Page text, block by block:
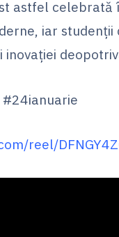
astfel
iar
reel/